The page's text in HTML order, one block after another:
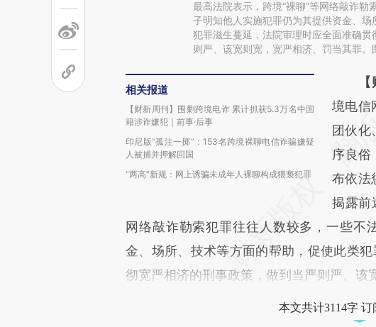
最高法院表示，跨境“裸聊”等网络敲诈勒
子明知他人实施犯罪仍为其提供资金、
犯罪滋生蔓延，法院审理时应全面准确
则严、该宽则宽，宽严相济、罚当其罪。
相关报道
【财新周刊】围剿跨境电诈 累计抓获5.3万名中国
籍涉诈嫌犯｜前事·后事
印尼版“孤注一掷”：153名跨境裸聊电信诈骗嫌疑
人被捕并押解回国
“两高”新规：网上诱骗未成年人裸聊构成猥亵犯罪
请务
AI
成，可
新观点
对和校
境电信
团伙
序良俗
布依法
揭露前
网络敲诈勒索犯罪往往人数较多，一些不
金、场所、技术等方面的帮助，促使此类
彻宽严相济的刑事政策，做到当严则严、该
本文共计3114字